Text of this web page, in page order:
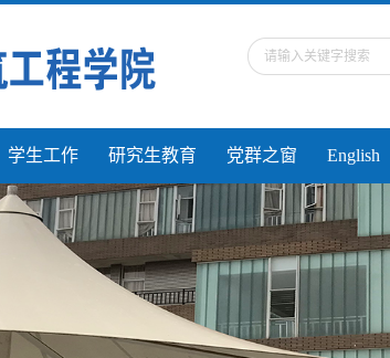
学生工作 研究生教育 党群之窗 English